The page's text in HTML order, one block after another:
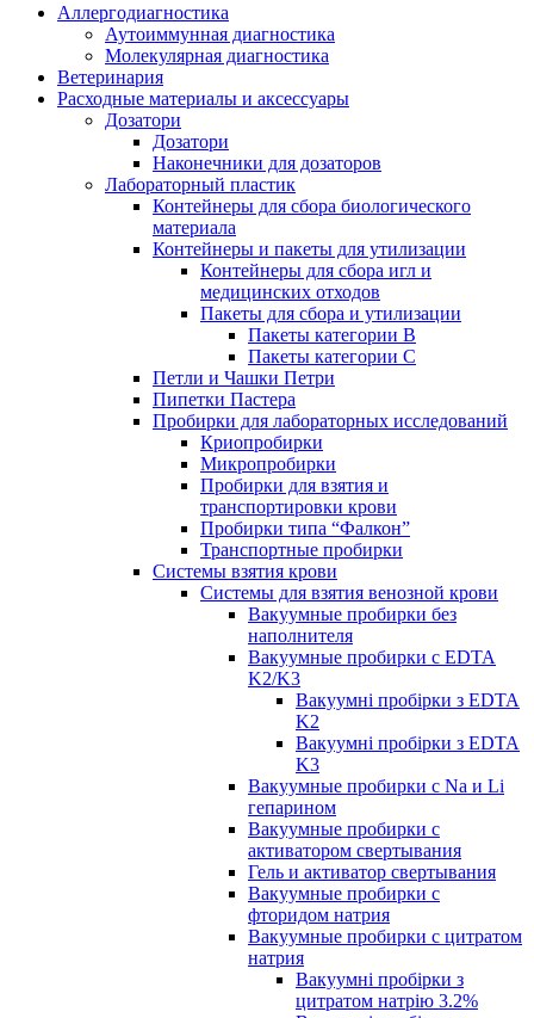
Аллергодиагностика
Аутоиммунная диагностика
Молекулярная диагностика
Ветеринария
Расходные материалы и аксессуары
Дозатори
Дозатори
Наконечники для дозаторов
Лабораторный пластик
Контейнеры для сбора биологического
материала
Контейнеры и пакеты для утилизации
Контейнеры для сбора игл и
медицинских отходов
Пакеты для сбора и утилизации
Пакеты категории B
Пакеты категории C
Петли и Чашки Петри
Пипетки Пастера
Пробирки для лабораторных исследований
Криопробирки
Микропробирки
Пробирки для взятия и
транспортировки крови
Пробирки типа “Фалкон”
Транспортные пробирки
Системы взятия крови
Системы для взятия венозной крови
Вакуумные пробирки без
наполнителя
Вакуумные пробирки с EDTA
K2/K3
Вакуумні пробірки з EDTA
K2
Вакуумні пробірки з EDTA
K3
Вакуумные пробирки с Na и Li
гепарином
Вакуумные пробирки с
активатором свертывания
Гель и активатор свертывания
Вакуумные пробирки с
фторидом натрия
Вакуумные пробирки с цитратом
натрия
Вакуумні пробірки з
цитратом натрію 3.2%